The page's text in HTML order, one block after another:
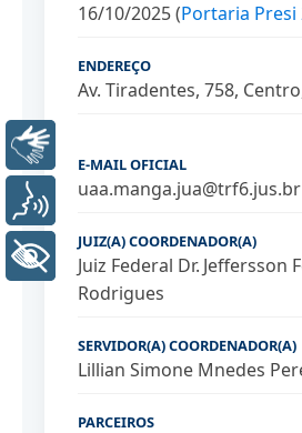
16/10/2025 (Portaria Presi
ENDEREÇO
Av. Tiradentes, 758,
E-MAIL OFICIAL
uaa.manga.jua@trf6.jus.br
JUIZ(A) COORDENADOR(A)
Juiz Federal Dr. Jeffersson
Rodrigues
SERVIDOR(A) COORDENADOR(A)
Lillian Simone Mnedes
PARCEIROS
Voz
+ Acessibilidade